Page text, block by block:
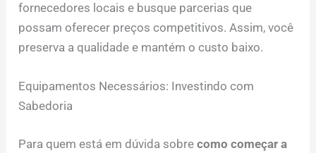
fornecedores locais e busque parcerias que
possam oferecer preços competitivos. Assim, você
preserva a qualidade e mantém o custo baixo.
Equipamentos Necessários: Investindo com
Sabedoria
Para quem está em dúvida sobrecomo começar a